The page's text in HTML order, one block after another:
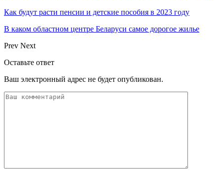
Как будут расти пенсии и детские пособия в 2023 году
В каком областном центре Беларуси самое дорогое жилье
Prev Next
Оставьте ответ
Ваш электронный адрес не будет опубликован.